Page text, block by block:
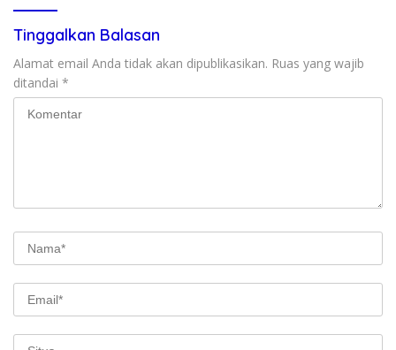
Tinggalkan Balasan
Alamat email Anda tidak akan dipublikasikan. Ruas yang wajib
ditandai *